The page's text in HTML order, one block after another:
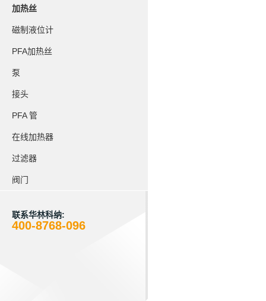
加热丝
磁制液位计
PFA加热丝
泵
接头
PFA 管
在线加热器
过滤器
阀门
联系华林科纳:
400-8768-096